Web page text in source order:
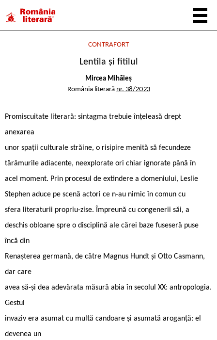
CONTRAFORT
Lentila și fitilul
Mircea Mihăieș
România literară nr. 38/2023
Promiscuitate literară: sintagma trebuie înțeleasă drept
anexarea
unor spații culturale străine, o risipire menită să fecundeze
tărâmurile adiacente, neexplorate ori chiar ignorate până în
acel moment. Prin procesul de extindere a domeniului, Leslie
Stephen aduce pe scenă actori ce n-au nimic în comun cu
sfera literaturii propriu-zise. Împreună cu congenerii săi, a
deschis obloane spre o disciplină ale cărei baze fuseseră puse
încă din
Renașterea germană, de către Magnus Hundt și Otto Casmann,
dar care
avea să-și dea adevărata măsură abia în secolul XX: antropologia.
Gestul
invaziv era asumat cu multă candoare și asumată aroganță: el
devenea un